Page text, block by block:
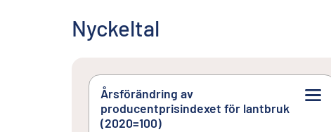
Nyckeltal
Årsförändring av
producentprisindexet för lantbruk
(2020=100)